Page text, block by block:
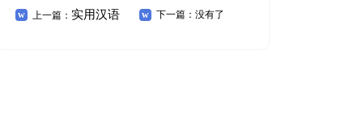
些热门专业可以推 演讲稿精选
上一篇：实用汉语 下一篇：没有了